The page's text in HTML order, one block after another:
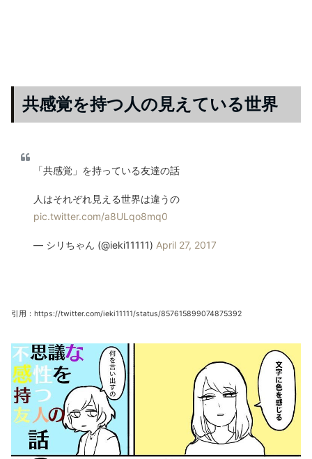
共感覚を持つ人の見えている世界
「共感覚」を持っている友達の話
人はそれぞれ見える世界は違うの
pic.twitter.com/a8ULqo8mq0
— シリちゃん (@ieki11111) April 27, 2017
引用：https://twitter.com/ieki11111/status/857615899074875392